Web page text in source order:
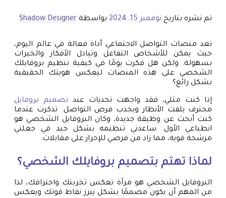
تم نشره بتاريخ نوفمبر 15, 2024 بواسطة Shadow Designer
تعد منصات التواصل الاجتماعي أداة فعالة في عالم اليوم،
حيث يمكن للأشخاص التفاعل وتبادل الأفكار والخبرات
بسهولة. ولكن هل فكرت يومًا في كيفية تنظيم بروفايلك
الشخصي على هذه المنصات ليعكس هويتك الحقيقية
بشكل رائع؟
إذا كنت مثلي، فقد واجهت تحديات عند تصميم بروفايل
محترف يلفت الأنظار ويجذب فرص التواصل. تذكرت عندما
كنت أبحث عن وظيفة جديدة، وكان البروفايل الشخصي هو
انطباعي الأول. ساعدني تنظيمه بشكل جيد في جعلني
مرشحة قوية، مما زاد من فرصي للإحراز على مقابلات.
لماذا تهتم بتصميم بروفايلك الشخصي؟
البروفايل الشخصي هو مرآة تعكس تجربتك واحترافك، لذا
من المهم أن يكون مصممًا بشكل يبرز نقاط قوتك ويعكس